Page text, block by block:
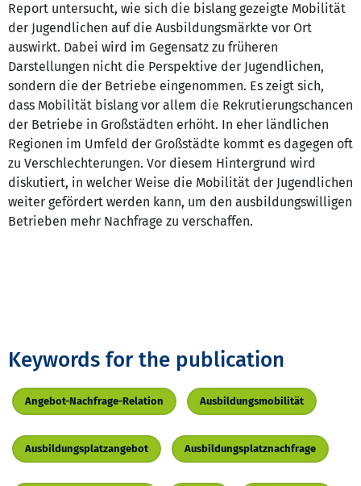
Report untersucht, wie sich die bislang gezeigte Mobilität
der Jugendlichen auf die Ausbildungsmärkte vor Ort
auswirkt. Dabei wird im Gegensatz zu früheren
Darstellungen nicht die Perspektive der Jugendlichen,
sondern die der Betriebe eingenommen. Es zeigt sich,
dass Mobilität bislang vor allem die Rekrutierungschancen
der Betriebe in Großstädten erhöht. In eher ländlichen
Regionen im Umfeld der Großstädte kommt es dagegen oft
zu Verschlechterungen. Vor diesem Hintergrund wird
diskutiert, in welcher Weise die Mobilität der Jugendlichen
weiter gefördert werden kann, um den ausbildungswilligen
Betrieben mehr Nachfrage zu verschaffen.
Keywords for the publication
Angebot-Nachfrage-Relation Ausbildungsmobilität
Ausbildungsplatzangebot Ausbildungsplatznachfrage